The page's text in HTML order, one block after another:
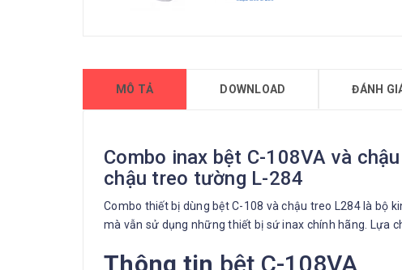
MÔ TẢ DOWNLOAD ĐÁNH
Combo inax bệt C-108VA và
chậu treo tường L-284
Combo thiết bị dùng bệt C-108 và chậu treo L284 là bộ
mà vẫn sử dụng những thiết bị sứ inax chính hãng. Lựa
Thông tin bệt C-108VA